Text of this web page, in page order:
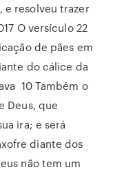
e resolveu trazer
O versículo 22
de pães em
do cálice da
10 Também o
Deus, que
ira; e será
diante dos
não tem um